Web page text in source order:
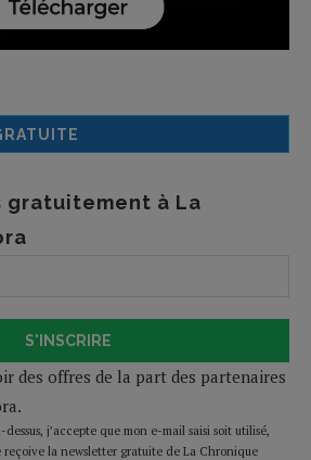
gratuitement à La
S'INSCRIRE
des offres de la part des partenaires
j’accepte que mon e-mail saisi soit utilisé,
la newsletter gratuite de La Chronique